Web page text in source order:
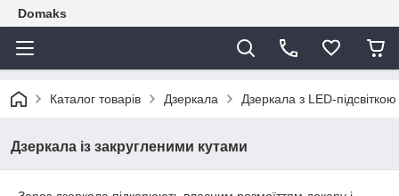
Domaks
Каталог товарів Дзеркала Дзеркала з LED-підсвіткою
Дзеркала із закругленими кутами